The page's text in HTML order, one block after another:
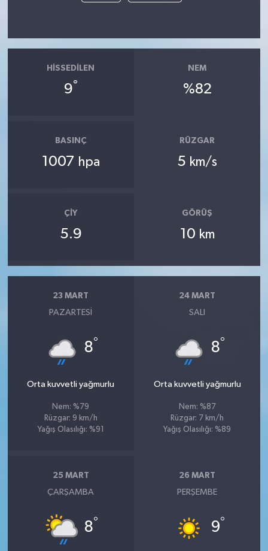
HISSEDILEN
9°
NEM
%82
BASINÇ
1007 hpa
RÜZGAR
5 km/s
ÇIY
5.9
GÖRÜŞ
10 km
23 MART
PAZARTESI
8°
Orta kuvvetli yağmurlu
Nem: %79
Rüzgar: 9 km/h
Yağış Olasılığı: %91
24 MART
SALI
8°
Orta kuvvetli yağmurlu
Nem: %87
Rüzgar: 7 km/h
Yağış Olasılığı: %89
25 MART
ÇARŞAMBA
8°
26 MART
PERŞEMBE
9°